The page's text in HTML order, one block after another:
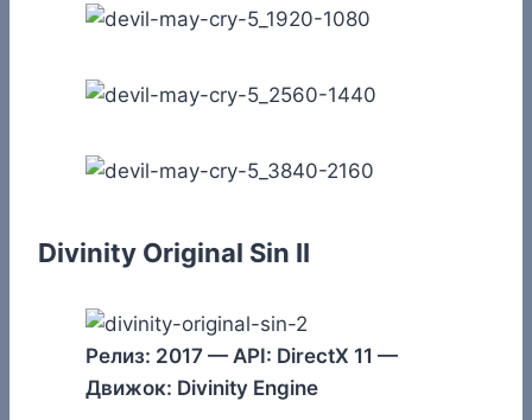
Divinity Original Sin II
Релиз: 2017 — API: DirectX 11 —
Движок: Divinity Engine